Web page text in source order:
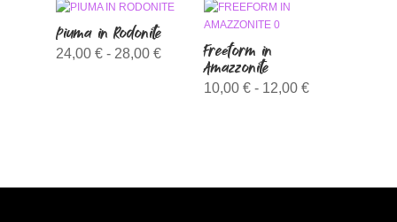
69,00 €.
59,00 €.
5,50 €
Piuma in Rodonite
24,00 € - 28,00 €Fascia
Freeform in
Amazzonite
10,00€ - 12,00€Fascia